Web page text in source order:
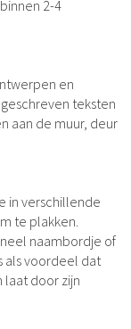
2-4
en
teksten
aan de muur, deur
in verschillende
te plakken.
naambordje of
als voordeel dat
laat door zijn